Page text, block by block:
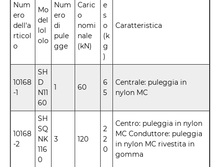
Num
ero
dell'a
rticol
o
Mo
del
lol
olo
Num
ero
di
pule
gge
Caric
o
nomi
nale
(kN)
e
s
o
(k
g
)
Caratteristica
10168
-1
SH
D
N11
60
1 60
6
5
Centrale: puleggia in
nylon MC
10168
-2
SH
SQ
NK
116
0
3 120
2
2
0
Centro: puleggia in nylon
MC Conduttore: puleggia
in nylon MC rivestita in
gomma